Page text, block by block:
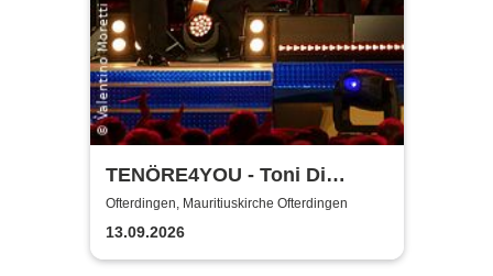
TENÖRE4YOU - Toni Di
Napoli & Pietro Pato
Ofterdingen, Mauritiuskirche Ofterdingen
13.09.2026